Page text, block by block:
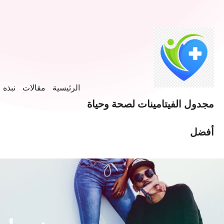
مجدول الفيتامينات لصحة وحياة
أفضل
الرئيسية مقالات نبذه